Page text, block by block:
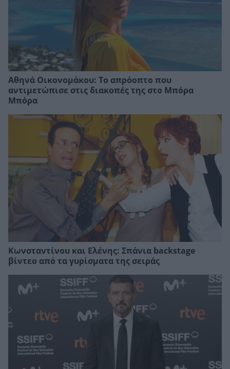
Αθηνά Οικονομάκου: Το απρόοπτο που
αντιμετώπισε στις διακοπές της στο Μπόρα
Μπόρα
Κωνσταντίνου και Ελένης: Σπάνια backstage
βίντεο από τα γυρίσματα της σειράς